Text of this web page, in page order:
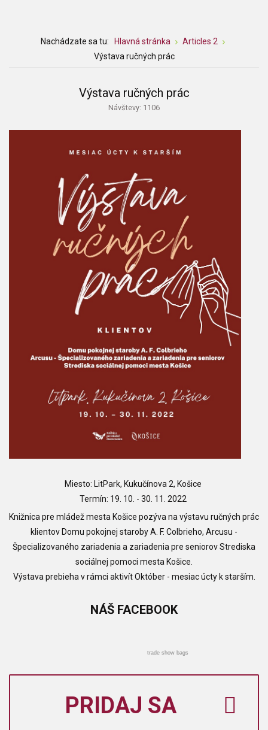
Nachádzate sa tu: Hlavná stránka
Articles 2
Výstava ručných prác
Výstava ručných prác
Návštevy: 1106
Miesto: LitPark, Kukučínova 2, Košice
Termín: 19. 10. - 30. 11. 2022
Knižnica pre mládež mesta Košice pozýva na výstavu ručných prác
klientov Domu pokojnej staroby A. F. Colbrieho, Arcusu -
Špecializovaného zariadenia a zariadenia pre seniorov Strediska
sociálnej pomoci mesta Košice.
Výstava prebieha v rámci aktivít Október - mesiac úcty k starším.
NÁŠ FACEBOOK
trade show bags
PRIDAJ SA